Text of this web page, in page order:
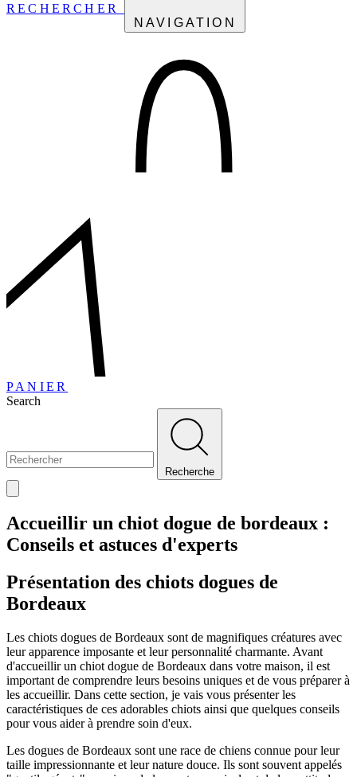
RECHERCHER
NAVIGATION
PANIER
Search
Recherche
Accueillir un chiot dogue de bordeaux :
Conseils et astuces d'experts
Présentation des chiots dogues de
Bordeaux
Les chiots dogues de Bordeaux sont de magnifiques créatures avec
leur apparence imposante et leur personnalité charmante. Avant
d'accueillir un chiot dogue de Bordeaux dans votre maison, il est
important de comprendre leurs besoins uniques et de vous préparer à
les accueillir. Dans cette section, je vais vous présenter les
caractéristiques de ces adorables chiots ainsi que quelques conseils
pour vous aider à prendre soin d'eux.
Les dogues de Bordeaux sont une race de chiens connue pour leur
taille impressionnante et leur nature douce. Ils sont souvent appelés